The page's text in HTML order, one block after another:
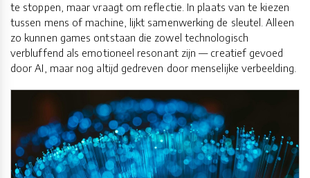
te stoppen, maar vraagt om reflectie. In plaats van te kiezen
tussen mens of machine, lijkt samenwerking de sleutel. Alleen
zo kunnen games ontstaan die zowel technologisch
verbluffend als emotioneel resonant zijn — creatief gevoed
door AI, maar nog altijd gedreven door menselijke verbeelding.